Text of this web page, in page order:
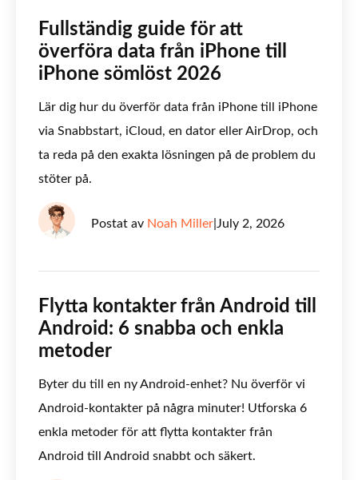
Fullständig guide för att
överföra data från iPhone till
iPhone sömlöst 2026
Lär dig hur du överför data från iPhone till iPhone
via Snabbstart, iCloud, en dator eller AirDrop, och
ta reda på den exakta lösningen på de problem du
stöter på.
Postat av Noah Miller July 2, 2026
Flytta kontakter från Android till
Android: 6 snabba och enkla
metoder
Byter du till en ny Android-enhet? Nu överför vi
Android-kontakter på några minuter! Utforska 6
enkla metoder för att flytta kontakter från
Android till Android snabbt och säkert.